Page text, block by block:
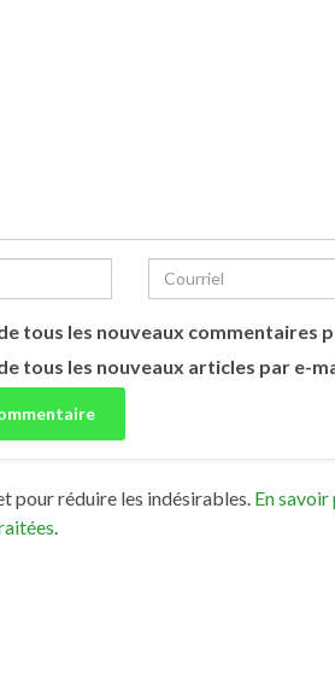
tous les nouveaux commentaires
tous les nouveaux articles par e-
pour réduire les indésirables. En savoir
.